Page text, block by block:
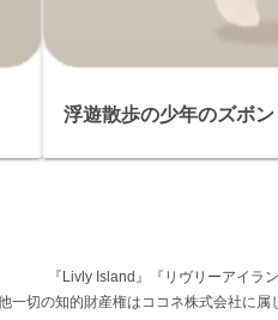
浮遊散歩の少年のズボン
『Livly Island』『リヴリーアイラ
一切の知的財産権はココネ株式会社に